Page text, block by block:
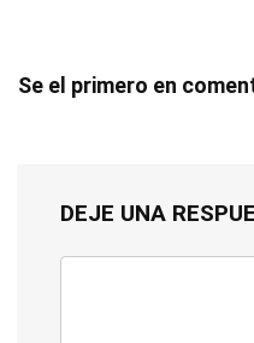
Se el primero en
DEJE UNA